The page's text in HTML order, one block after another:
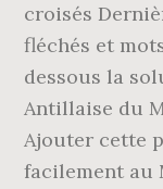
croisés
fléchés et
dessous la
Antillaise du
Ajouter cette
facilement au